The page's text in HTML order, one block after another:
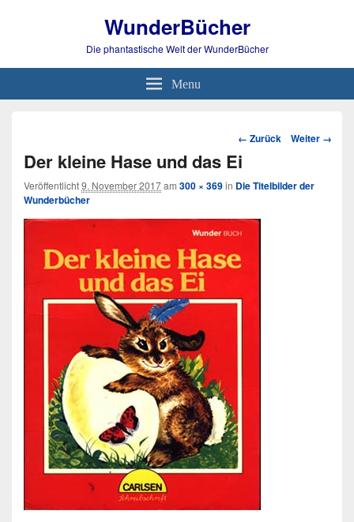
WunderBücher
Die phantastische Welt der WunderBücher
Menu
Bild-
Navigation
← Zurück Weiter →
Der kleine Hase und das Ei
Veröffentlicht9. November 2017am 300 × 369in Die Titelbilder der
Wunderbücher